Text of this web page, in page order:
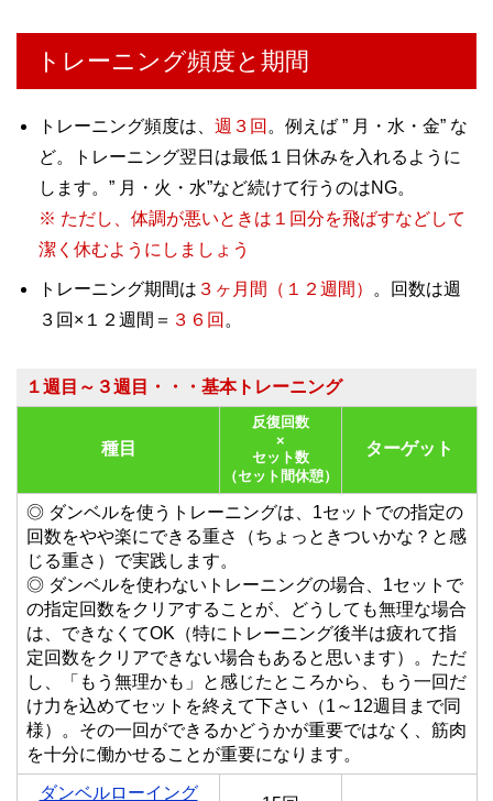
トレーニング頻度と期間
トレーニング頻度は、 週３回 。例えば ” 月・水・金” な
ど。トレーニング翌日は最低１日休みを入れるように
します。” 月・火・水”など続けて行うのはNG。
※ ただし、体調が悪いときは１回分を飛ばすなどして
潔く休むようにしましょう
トレーニング期間は ３ヶ月間（１２週間）
。回数は週
３回×１２週間＝ ３６回 。
１週目～３週目・・・基本トレーニング
種目
反復回数
×
セット数
（セット間休憩）
ターゲット
◎ ダンベルを使うトレーニングは、1セットでの指定の
回数をやや楽にできる重さ（ちょっときついかな？と感
じる重さ） で実践します。
◎ ダンベルを使わないトレーニングの場合、1セットで
の指定回数をクリアすることが、どうしても無理な場合
は、できなくてOK（特にトレーニング後半は疲れて指
定回数をクリアできない場合もあると思います）。ただ
し、
「もう無理かも」と感じたところから、もう一回だ
け力を込めてセットを終えて下さい（1～12週目まで同
様）。 その一回ができるかどうかが重要ではなく、筋肉
を十分に働かせることが重要になります。
ダンベルローイング